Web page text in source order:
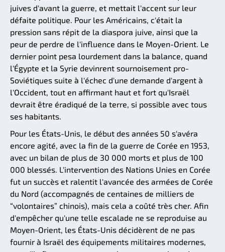
juives d'avant la guerre, et mettait l'accent sur leur
défaite politique. Pour les Américains, c'était la
pression sans répit de la diaspora juive, ainsi que la
peur de perdre de l'influence dans le Moyen-Orient. Le
dernier point pesa lourdement dans la balance, quand
l'Égypte et la Syrie devinrent sournoisement pro-
Soviétiques suite à l'échec d'une demande d'argent à
l'Occident, tout en affirmant haut et fort qu'Israël
devrait être éradiqué de la terre, si possible avec tous
ses habitants.
Pour les États-Unis, le début des années 50 s'avéra
encore agité, avec la fin de la guerre de Corée en 1953,
avec un bilan de plus de 30 000 morts et plus de 100
000 blessés. L'intervention des Nations Unies en Corée
fut un succès et ralentit l'avancée des armées de Corée
du Nord (accompagnés de centaines de milliers de
“volontaires” chinois), mais cela a coûté très cher. Afin
d'empêcher qu'une telle escalade ne se reproduise au
Moyen-Orient, les États-Unis décidèrent de ne pas
fournir à Israël des équipements militaires modernes,